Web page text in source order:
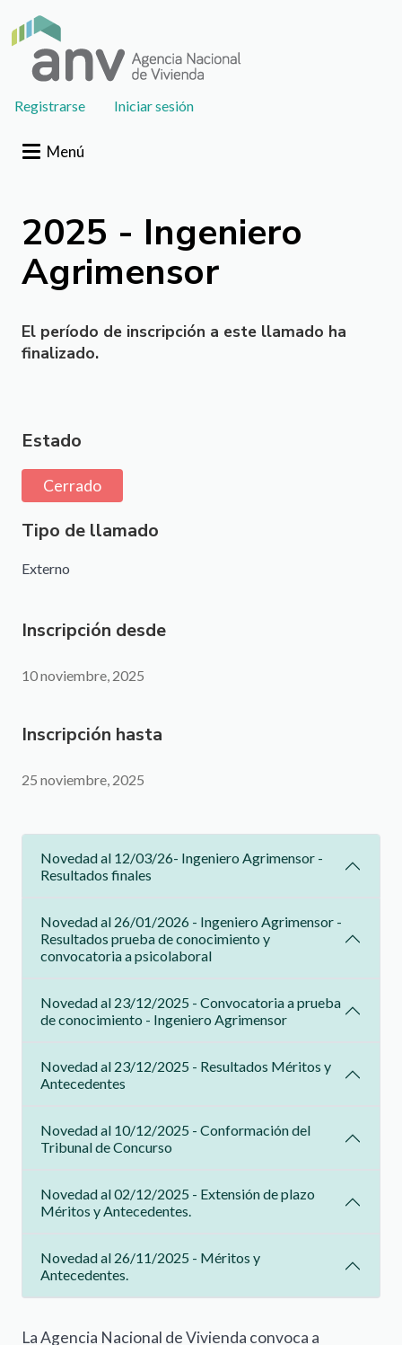
User
menu
Registrarse Iniciar sesión
Menú
2025 - Ingeniero
Agrimensor
El período de inscripción a este llamado ha
finalizado.
Estado
Cerrado
Tipo de llamado
Externo
Inscripción desde
10 noviembre, 2025
Inscripción hasta
25 noviembre, 2025
Novedad al 12/03/26- Ingeniero Agrimensor -
Resultados finales
Novedad al 26/01/2026 - Ingeniero Agrimensor -
Resultados prueba de conocimiento y
convocatoria a psicolaboral
Novedad al 23/12/2025 - Convocatoria a prueba
de conocimiento - Ingeniero Agrimensor
Novedad al 23/12/2025 - Resultados Méritos y
Antecedentes
Novedad al 10/12/2025 - Conformación del
Tribunal de Concurso
Novedad al 02/12/2025 - Extensión de plazo
Méritos y Antecedentes.
Novedad al 26/11/2025 - Méritos y
Antecedentes.
La Agencia Nacional de Vivienda convoca a